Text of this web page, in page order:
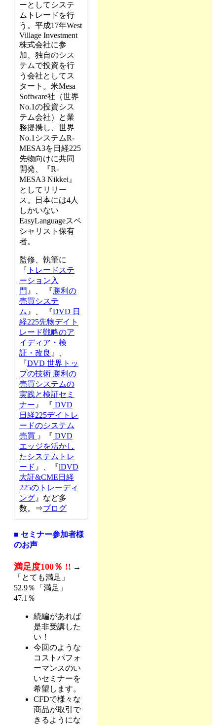
ーとしてシステ
ムトレードを行
う。平成17年West
Village Investment
株式会社に参
加、独自のシス
テムで投資を行
う会社としてス
タート。米Mesa
Software社（世界
No.1の投資シス
テム会社）と業
務提携し、世界
No.1システムR-
MESA3を日経225
先物向けに共同
開発、『R-
MESA3 Nikkei』
としてリリー
ス。日本には4人
しかいない
EasyLanguageスペ
シャリスト保有
者。
監修、執筆に
『 トレードステ
ーション入
門 』、 『勝利の
売買システ
ム 』、 『DVD 日
経225先物デイト
レード戦略のア
イディア・検
証・改良 』、
『DVD 世界トッ
プの技術 勝利の
売買システムの
実践と検証セミ
ナー 』 『 DVD
日経225デイトレ
ードのシステム
売買 』『 DVD
エッジを活かし
たシステムトレ
ード 』、『lDVD
大証&CME日経
225のトレーディ
ング 』など多
数。⇒ブログ
■ セミナー参加者様
のお声
満足度100％ !! →
「とても満足」
52.9％「満足」
47.1％
続編があれば
是非受講した
い！
今回のような
コストパフォ
ーマンスのい
いセミナーを
希望します。
CFDで様々な
商品が取引で
きるようにな